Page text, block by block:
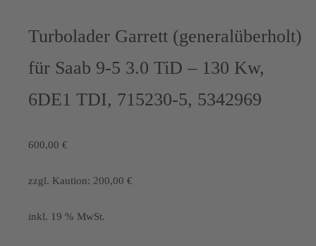
Turbolader Garrett (generalüberholt)
für Saab 9-5 3.0 TiD – 130 Kw,
6DE1 TDI, 715230-5, 5342969
600,00 €
zzgl. Kaution: 200,00 €
inkl. 19 % MwSt.